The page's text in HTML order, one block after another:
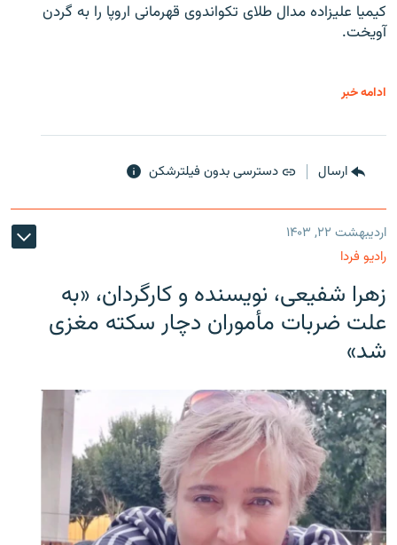
کیمیا علیزاده مدال طلای تکواندوی قهرمانی اروپا را به گردن
آویخت.
ادامه خبر
ارسال دسترسی بدون فیلترشکن
اردیبهشت ۲۲, ۱۴۰۳
رادیو فردا
زهرا شفیعی، نویسنده و کارگردان، «به
علت ضربات مأموران دچار سکته مغزی
شد»